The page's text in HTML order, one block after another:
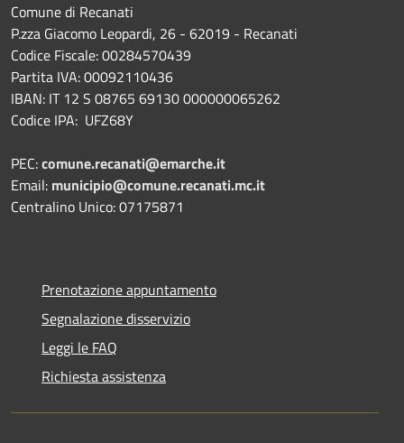
Comune di Recanati
P.zza Giacomo Leopardi, 26 - 62019 - Recanati
Codice Fiscale: 00284570439
Partita IVA: 00092110436
IBAN: IT 12 S 08765 69130 000000065262
Codice IPA: UFZ68Y
PEC:comune.recanati@emarche.it
Email: municipio@comune.recanati.mc.it
Centralino Unico: 07175871
Prenotazione appuntamento
Segnalazione disservizio
Leggi le FAQ
Richiesta assistenza